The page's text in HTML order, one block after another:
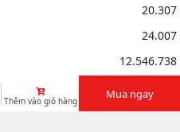
20.307
24.007
12.546.738
rẻ tại tphcm, thanh lý phòng
Thêm vào giỏ hàng Mua ngay